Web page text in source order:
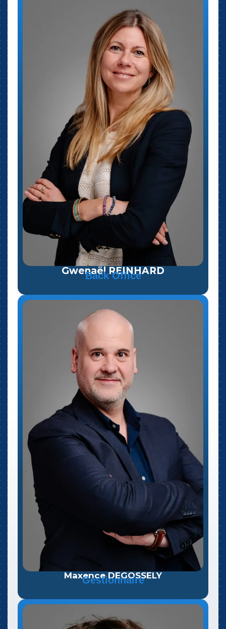
Gwenaël REINHARD
Back Office
Maxence DEGOSSELY
Gestionnaire